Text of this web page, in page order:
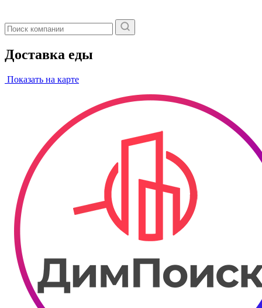
Доставка еды
Показать на карте